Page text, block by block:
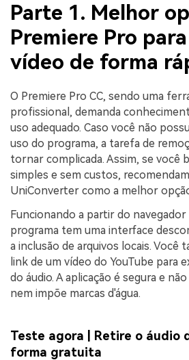
Parte 1. Melhor
Premiere Pro
vídeo de forma
O Premiere Pro CC, sendo uma
profissional, demanda
uso adequado. Caso você não
uso do programa, a tarefa de
tornar complicada. Assim, se você
simples e sem custos,
UniConverter como a melhor
Funcionando a partir do
programa tem uma interface
a inclusão de arquivos locais. Você
link de um vídeo do YouTube para
do áudio. A aplicação é segura e
nem impõe marcas d'água.
Teste agora | Retire o áudio
forma gratuita